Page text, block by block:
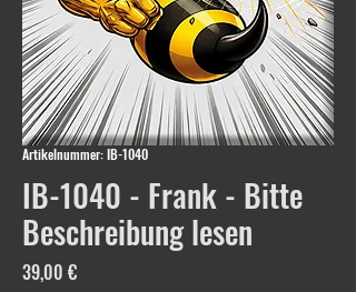
Artikelnummer: IB-1040
IB-1040 - Frank - Bitte
Beschreibung lesen
39,00 €Preis